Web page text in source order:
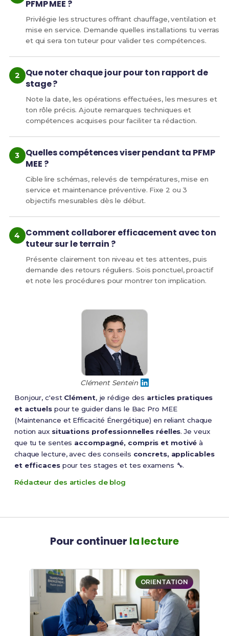
PFMP MEE ?
Privilégie les structures offrant chauffage, ventilation et
mise en service. Demande quelles installations tu verras
et qui sera ton tuteur pour valider tes compétences.
Que noter chaque jour pour ton rapport de
stage ?
Note la date, les opérations effectuées, les mesures et
ton rôle précis. Ajoute remarques techniques et
compétences acquises pour faciliter ta rédaction.
Quelles compétences viser pendant ta PFMP
MEE ?
Cible lire schémas, relevés de températures, mise en
service et maintenance préventive. Fixe 2 ou 3
objectifs mesurables dès le début.
Comment collaborer efficacement avec ton
tuteur sur le terrain ?
Présente clairement ton niveau et tes attentes, puis
demande des retours réguliers. Sois ponctuel, proactif
et note les procédures pour montrer ton implication.
Clément Sentein
Bonjour, c'est Clément, je rédige des articles pratiques
et actuelspour te guider dans le Bac Pro MEE
(Maintenance et Efficacité Énergétique) en reliant chaque
notion aux situations professionnelles réelles. Je veux
que tu te sentes accompagné, compris et motivé à
chaque lecture, avec des conseils concrets, applicables
et efficacespour tes stages et tes examens 🔧.
Rédacteur des articles de blog
Pour continuer la lecture
ORIENTATION